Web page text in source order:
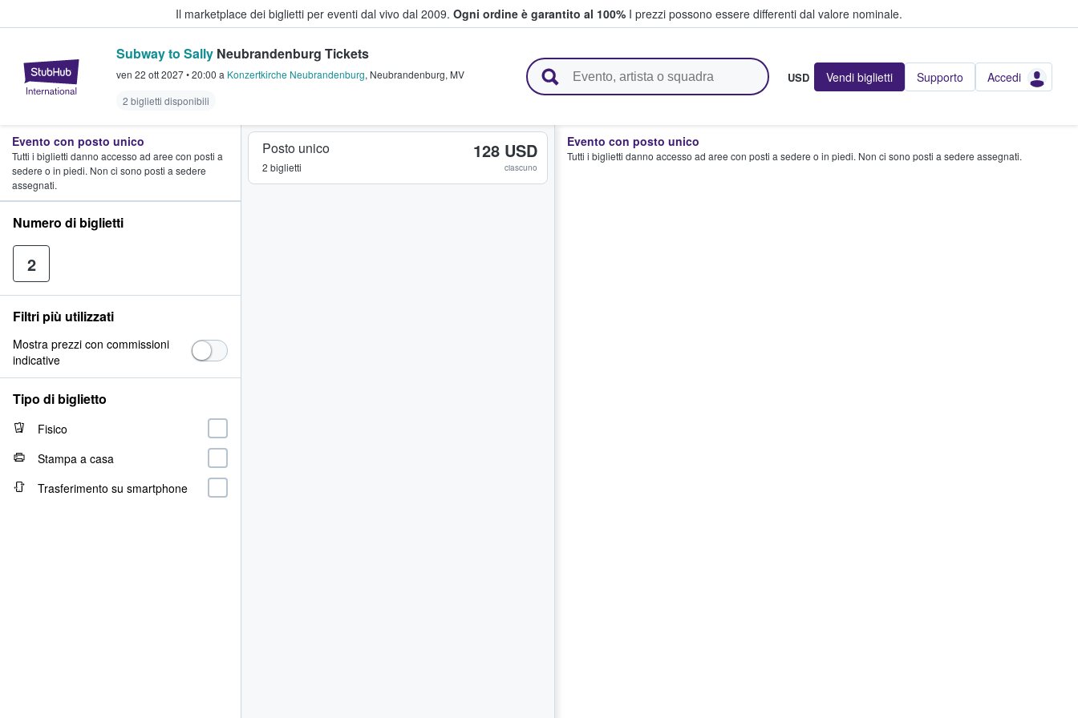
Il marketplace dei biglietti per eventi dal vivo dal 2009. Ogni ordine è garantito al 100% I prezzi possono essere differenti dal valore nominale.
StubHub - Dove i fan comprano e vendono biglietti
Subway to Sally Neubrandenburg Tickets
ven 22 ott 2027•20:00 a Konzertkirche Neubrandenburg, Neubrandenburg, MV
2 biglietti disponibili
USD Vendi biglietti Supporto Accedi
Posto unico
2 biglietti
128 USD
ciascuno
Evento con posto unico
Tutti i biglietti danno accesso ad aree con posti a sedere o in piedi. Non ci sono posti a sedere assegnati.
Evento con posto unico
Tutti i biglietti danno accesso ad aree con posti a
sedere o in piedi. Non ci sono posti a sedere
assegnati.
Numero di biglietti
2
Filtri più utilizzati
Mostra prezzi con commissioni
indicative
Tipo di biglietto
Fisico
Stampa a casa
Trasferimento su smartphone